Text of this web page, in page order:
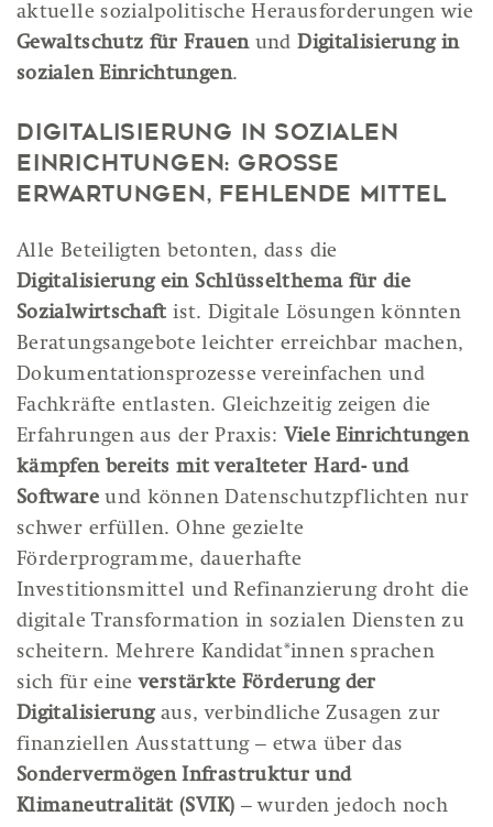
aktuelle sozialpolitische Herausforderungen wie
Gewaltschutz für FrauenundDigitalisierung in
sozialen Einrichtungen.
Digitalisierung in sozialen
Einrichtungen: Große
Erwartungen, fehlende Mittel
Alle Beteiligten betonten, dass die
Digitalisierung ein Schlüsselthema für die
Sozialwirtschaft ist. Digitale Lösungen könnten
Beratungsangebote leichter erreichbar machen,
Dokumentationsprozesse vereinfachen und
Fachkräfte entlasten. Gleichzeitig zeigen die
Erfahrungen aus der Praxis: Viele Einrichtungen
kämpfen bereits mit veralteter Hard- und
Softwareund können Datenschutzpflichten nur
schwer erfüllen. Ohne gezielte
Förderprogramme, dauerhafte
Investitionsmittel und Refinanzierung droht die
digitale Transformation in sozialen Diensten zu
scheitern. Mehrere Kandidat*innen sprachen
sich für eineverstärkte Förderung der
Digitalisierungaus, verbindliche Zusagen zur
finanziellen Ausstattung – etwa über das
Sondervermögen Infrastruktur und
Klimaneutralität (SVIK) – wurden jedoch noch